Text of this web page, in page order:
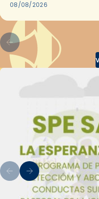
08/08/2026